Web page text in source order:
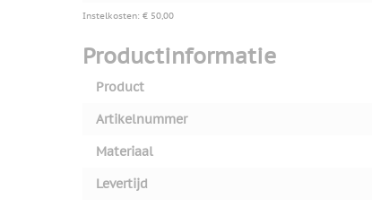
Instelkosten: € 50,00
Productinformatie
Product
Artikelnummer
Materiaal
Levertijd